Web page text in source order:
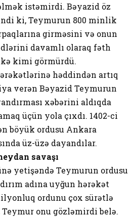
istəmirdi. Bəyazid öz
ki, Teymurun 800 minlik
girməsini və onun
davamlı olaraq fəth
kimi görmürdü.
həddindən artıq
verən Bəyazid Teymurun
xəbərini aldıqda
üçün yola çıxdı. 1402-ci
böyük ordusu Ankara
üz-üzə dayandılar.
savaşı
yetişəndə Teymurun ordusu
adına uyğun hərəkət
ordunu çox sürətlə
onu gözləmirdi belə.